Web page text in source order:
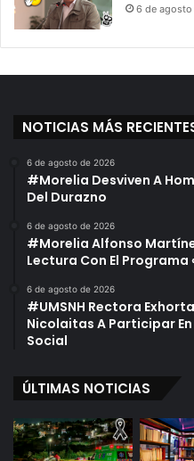
6 de
NOTICIAS MÁS
6 de agosto de 2026
#Morelia Desviven A
Del Durazno
6 de agosto de 2026
#Morelia Alfonso
Lectura Con El Programa
6 de agosto de 2026
#UMSNH Rectora
Nicolaitas A Participar
Social
ÚLTIMAS NOTICIAS